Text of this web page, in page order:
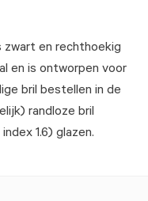
zwart en rechthoekig
en is ontworpen voor
bril bestellen in de
randloze bril
1.6) glazen.